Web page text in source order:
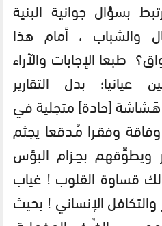
بسؤال جوانية البنية
والشباب ، أمام هذا
طبعا الإجابات والآراء
بدل التقارير
هَـشاشة [حادة] متجلية في
وفقـرا مُـدقعا يجثم
بحِـزام البؤس
قساوة القلوب ! غياب
والتكافل الإنساني ! بحيث